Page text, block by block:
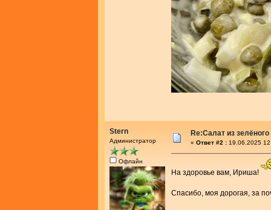
Stern
Администратор
Офлайн
Re:Салат из
« Ответ #2 : 19.06.2025
На здоровье вам, Ириша!
Спасибо, моя дорогая, за